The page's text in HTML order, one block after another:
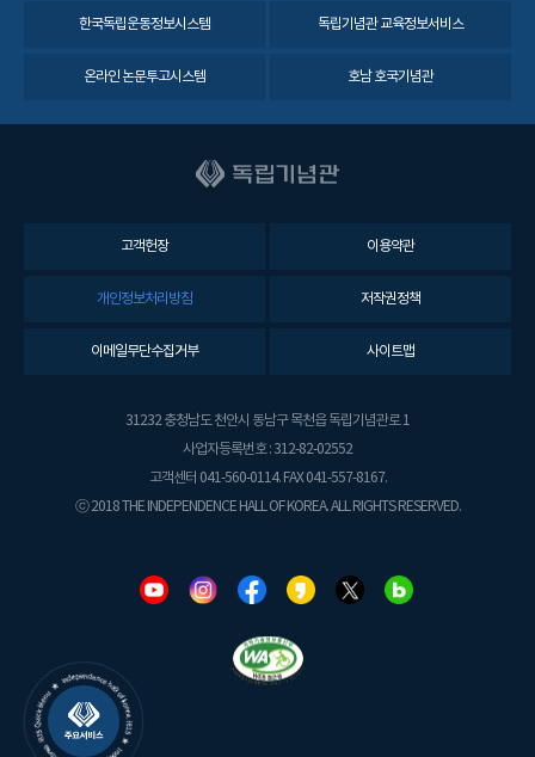
한국독립운동정보시스템 독립기념관 교육정보서비스
온라인 논문투고시스템 호남 호국기념관
고객헌장 이용약관
개인정보처리방침 저작권정책
이메일무단수집거부 사이트맵
31232 충청남도 천안시 동남구 목천읍 독립기념관로 1
사업자등록번호 : 312-82-02552
고객센터 041-560-0114. FAX 041-557-8167.
ⓒ 2018 THE INDEPENDENCE HALL OF KOREA. ALL RIGHTS RESERVED.